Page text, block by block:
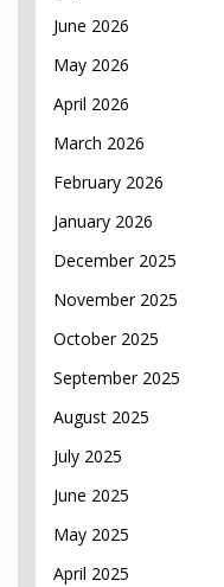
June 2026
May 2026
April 2026
March 2026
February 2026
January 2026
December 2025
November 2025
October 2025
September 2025
August 2025
July 2025
June 2025
May 2025
April 2025